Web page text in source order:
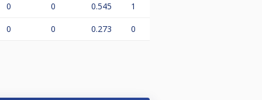
0 0 0.545 1
0 0 0.273 0